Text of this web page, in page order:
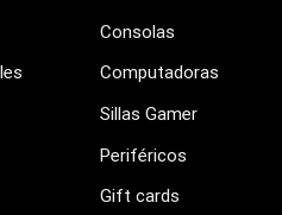
Consolas
Computadoras
Sillas Gamer
Periféricos
Gift cards